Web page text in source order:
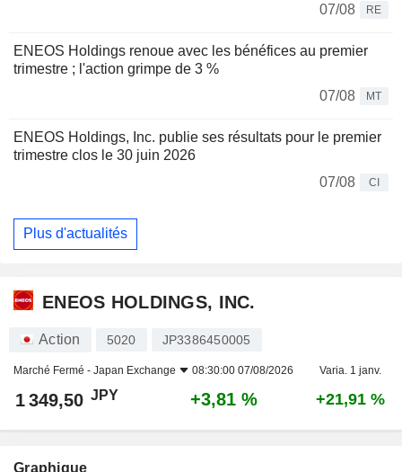
07/08
RE
ENEOS Holdings renoue avec les bénéfices au premier
trimestre ; l'action grimpe de 3 %
07/08
MT
ENEOS Holdings, Inc. publie ses résultats pour le premier
trimestre clos le 30 juin 2026
07/08
CI
Plus d'actualités
ENEOS HOLDINGS, INC.
Action 5020 JP3386450005
Marché Fermé - Japan Exchange 08:30:00 07/08/2026 Varia. 1 janv.
1 349,50 JPY +3,81 % +21,91 %
Graphique